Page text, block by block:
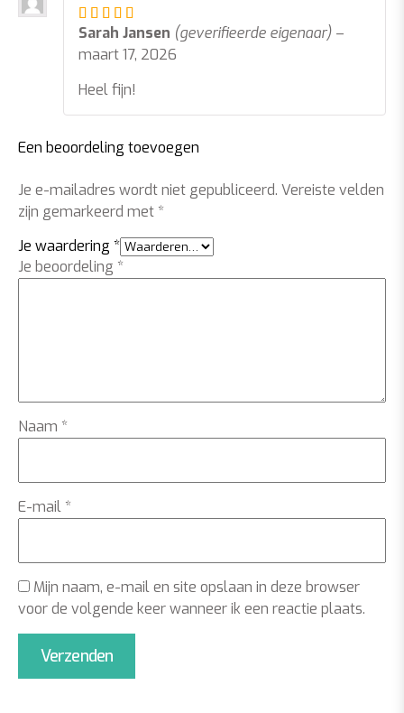
Sarah Jansen (geverifieerde eigenaar) –
maart 17, 2026
Heel fijn!
Een beoordeling toevoegen
Je e-mailadres wordt niet gepubliceerd. Vereiste velden
zijn gemarkeerd met *
Je waardering *
Je beoordeling *
Naam *
E-mail *
Mijn naam, e-mail en site opslaan in deze browser
voor de volgende keer wanneer ik een reactie plaats.